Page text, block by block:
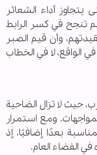
أداء الشعائر
لم تنجح في كسر الرابط
وأن قيم الصبر
الواقع، لا في الخطاب
حيث لا تزال الضاحية
ومع استمرار
بعدًا إضافيًا، إذ
الفضاء العام.